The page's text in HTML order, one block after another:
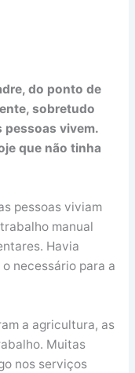
do ponto de
sobretudo
pessoas vivem.
que não tinha
pessoas viviam
manual
Havia
necessário para a
a agricultura, as
Muitas
nos serviços